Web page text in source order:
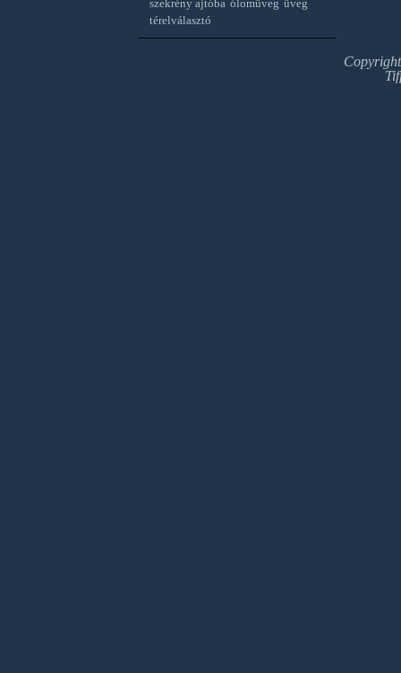
szekrény ajtóba ólomüveg üveg
térelválasztó